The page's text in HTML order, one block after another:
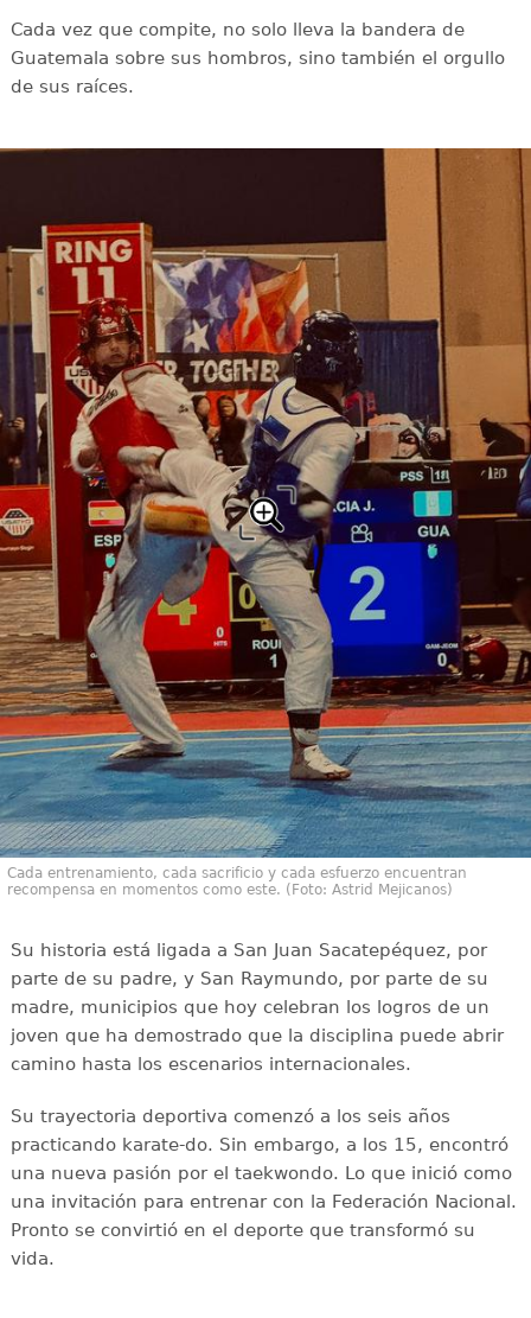
Cada vez que compite, no solo lleva la bandera de
Guatemala sobre sus hombros, sino también el orgullo
de sus raíces.
Cada entrenamiento, cada sacrificio y cada esfuerzo encuentran
recompensa en momentos como este. (Foto: Astrid Mejicanos)
Su historia está ligada a San Juan Sacatepéquez, por
parte de su padre, y San Raymundo, por parte de su
madre, municipios que hoy celebran los logros de un
joven que ha demostrado que la disciplina puede abrir
camino hasta los escenarios internacionales.
Su trayectoria deportiva comenzó a los seis años
practicando karate-do. Sin embargo, a los 15, encontró
una nueva pasión por el taekwondo. Lo que inició como
una invitación para entrenar con la Federación Nacional.
Pronto se convirtió en el deporte que transformó su
vida.